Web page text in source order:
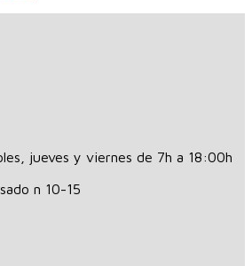
jueves y viernes de 7h a 18:00h
n 10-15